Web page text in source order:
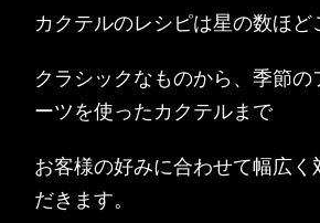
カクテルのレシピは星の数ほど
クラシックなものから、季節の
ーツを使ったカクテルまで
お客様の好みに合わせて幅広く
だきます。